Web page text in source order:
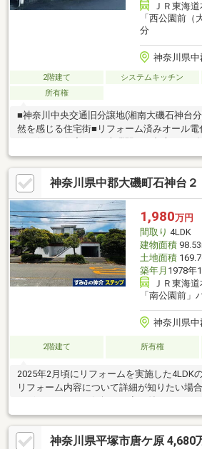
ＪＲ東海
「西公園前（
分
神奈川県中
2階建て システムキッチン
所有権
■神奈川中央交通旧分譲地(湘南大磯石神台
然を感じる住宅街■リフォーム済みオール電
神奈川県中郡大磯町石神台２
1,980万円
間取り 4LDK
建物面積
土地面積
築年月 1978年
ＪＲ東海
「南公園前」
神奈川県中
2階建て 所有権
2025年2月頃にリフォームを実施した4LDK
リフォーム内容について詳細が知りたい場
ございますのでお気軽にお申し付けくださ
高台となっておりますので日当たり・通風
す。地下車庫付きという点も魅力の一つと
神奈川県平塚市唐ケ原 4,680